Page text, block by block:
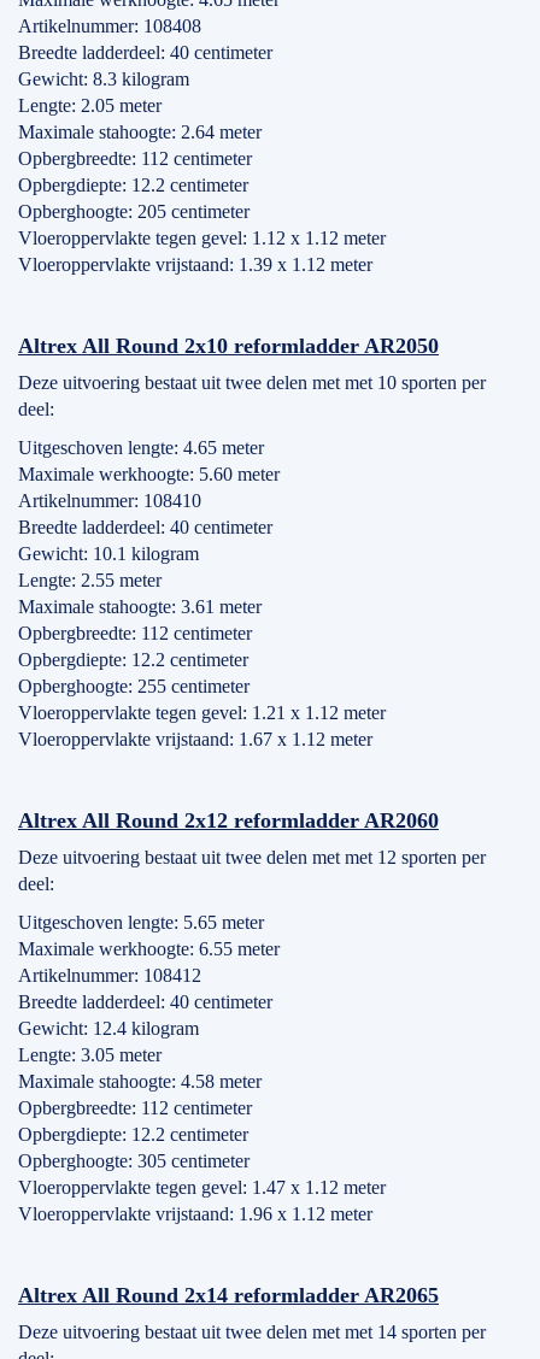
Artikelnummer: 108408
Breedte ladderdeel: 40 centimeter
Gewicht: 8.3 kilogram
Lengte: 2.05 meter
Maximale stahoogte: 2.64 meter
Opbergbreedte: 112 centimeter
Opbergdiepte: 12.2 centimeter
Opberghoogte: 205 centimeter
Vloeroppervlakte tegen gevel: 1.12 x 1.12 meter
Vloeroppervlakte vrijstaand: 1.39 x 1.12 meter
Altrex All Round 2x10 reformladder AR2050
Deze uitvoering bestaat uit twee delen met met 10 sporten per
deel:
Uitgeschoven lengte: 4.65 meter
Maximale werkhoogte: 5.60 meter
Artikelnummer: 108410
Breedte ladderdeel: 40 centimeter
Gewicht: 10.1 kilogram
Lengte: 2.55 meter
Maximale stahoogte: 3.61 meter
Opbergbreedte: 112 centimeter
Opbergdiepte: 12.2 centimeter
Opberghoogte: 255 centimeter
Vloeroppervlakte tegen gevel: 1.21 x 1.12 meter
Vloeroppervlakte vrijstaand: 1.67 x 1.12 meter
Altrex All Round 2x12 reformladder AR2060
Deze uitvoering bestaat uit twee delen met met 12 sporten per
deel:
Uitgeschoven lengte: 5.65 meter
Maximale werkhoogte: 6.55 meter
Artikelnummer: 108412
Breedte ladderdeel: 40 centimeter
Gewicht: 12.4 kilogram
Lengte: 3.05 meter
Maximale stahoogte: 4.58 meter
Opbergbreedte: 112 centimeter
Opbergdiepte: 12.2 centimeter
Opberghoogte: 305 centimeter
Vloeroppervlakte tegen gevel: 1.47 x 1.12 meter
Vloeroppervlakte vrijstaand: 1.96 x 1.12 meter
Altrex All Round 2x14 reformladder AR2065
Deze uitvoering bestaat uit twee delen met met 14 sporten per